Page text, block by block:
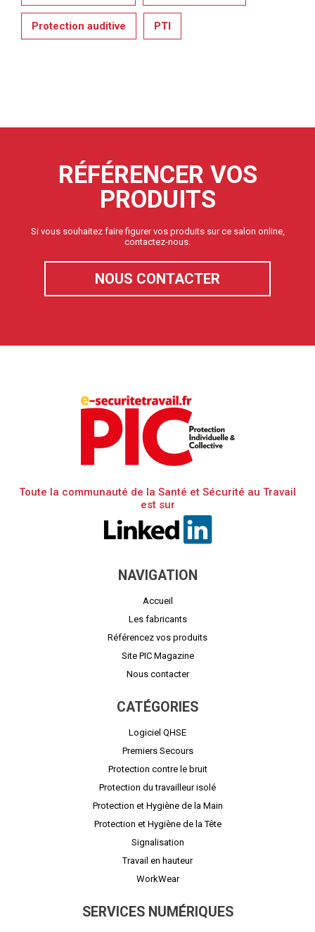
Protection auditive PTI
RÉFÉRENCER VOS
PRODUITS
Si vous souhaitez faire figurer vos produits sur ce salon online,
contactez-nous.
NOUS CONTACTER
Toute la communauté de la Santé et Sécurité au Travail
est sur
NAVIGATION
Accueil
Les fabricants
Référencez vos produits
Site PIC Magazine
Nous contacter
CATÉGORIES
Logiciel QHSE
Premiers Secours
Protection contre le bruit
Protection du travailleur isolé
Protection et Hygiène de la Main
Protection et Hygiène de la Tête
Signalisation
Travail en hauteur
WorkWear
SERVICES NUMÉRIQUES